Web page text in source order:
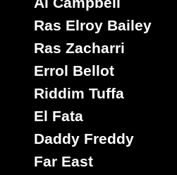
Ras Elroy Bailey
Ras Zacharri
Errol Bellot
Riddim Tuffa
El Fata
Daddy Freddy
Far East